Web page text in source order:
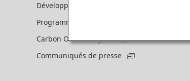
Développement durable
Programme personnel SAF Flight Initiative
Carbon Offset Program
Communiqués de presse